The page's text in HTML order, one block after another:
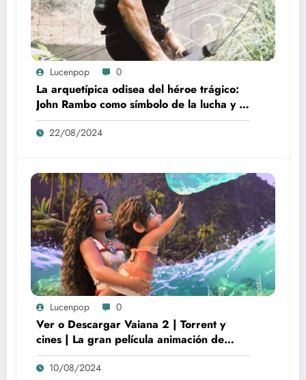
Lucenpop 0
La arquetípica odisea del héroe trágico:
John Rambo como símbolo de la lucha y la
alienación en la modernidad
22/08/2024
Lucenpop 0
Ver o Descargar Vaiana 2 | Torrent y
cines | La gran película animación de
culto Disney | *****
10/08/2024